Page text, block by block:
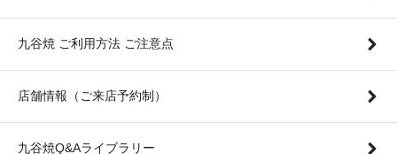
九谷焼 ご利用方法 ご注意点
店舗情報（ご来店予約制）
九谷焼Q&Aライブラリー